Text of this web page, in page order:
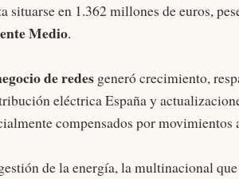
situarse en 1.362 millones de euros,
Medio.
de redes generó crecimiento,
eléctrica España y
compensados por movimientos
de la energía, la multinacional